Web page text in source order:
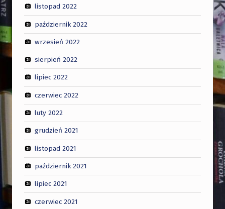
listopad 2022
październik 2022
wrzesień 2022
sierpień 2022
lipiec 2022
czerwiec 2022
luty 2022
grudzień 2021
listopad 2021
październik 2021
lipiec 2021
czerwiec 2021